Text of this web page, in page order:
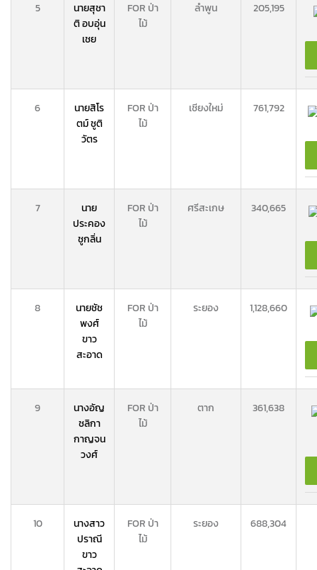
5
นายสุชา
ติ อบอุ่น
เชย
FOR ป่า
ไม้
ลำพูน 205,195
6
นายสิโร
ตม์ ชูติ
วัตร
FOR ป่า
ไม้
เชียงใหม่ 761,792
7
นาย
ประคอง
ชูกลิ่น
FOR ป่า
ไม้
ศรีสะเกษ 340,665
8
นายชัช
พงศ์
ขาว
สะอาด
FOR ป่า
ไม้
ระยอง 1,128,660
9
นางอัญ
ชลิกา
กาญจน
วงศ์
FOR ป่า
ไม้
ตาก 361,638
10
นางสาว
ปราณี
ขาว
FOR ป่า
ไม้
ระยอง 688,304